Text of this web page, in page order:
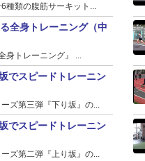
種類の腹筋サーキット...
全身トレーニング（中
トレーニング』 ...
でスピードトレーニン
ズ第三弾『下り坂』の...
でスピードトレーニン
ズ第二弾『上り坂』の...